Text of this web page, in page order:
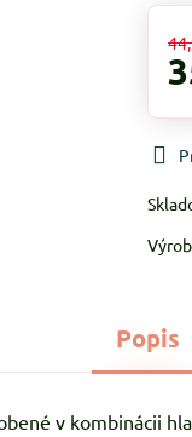
Popis
v kombinácii